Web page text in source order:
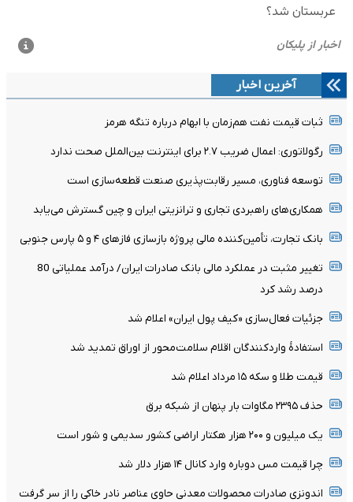
آخرین اخبار
ثبات قیمت نفت هم‌زمان با ابهام درباره تنگه هرمز
رگولاتوری: اعمال ضریب ۲.۷ برای اینترنت بین‌الملل صحت ندارد
توسعه فناوری، مسیر رقابت‌پذیری صنعت قطعه‌سازی است
همکاری‌های راهبردی تجاری و ترانزیتی ایران و چین گسترش می‌یابد
بانک تجارت، تأمین‌کننده مالی پروژه بازسازی فازهای ۴ و ۵ پارس جنوبی
تغییر مثبت در عملکرد مالی بانک صادرات ایران/ درآمد عملیاتی 80
درصد رشد کرد
جزئیات فعال‌سازی «کیف پول ایران» اعلام شد
استفادۀ واردکنندگان اقلام سلامت‌محور از اوراق تمدید شد
قیمت طلا و سکه ۱۵ مرداد اعلام شد
حذف ۲۳۹۵ مگاوات بار پنهان از شبکه برق
یک میلیون و ۲۰۰ هزار هکتار اراضی کشور سدیمی و شور است
چرا قیمت مس دوباره وارد کانال ۱۴ هزار دلار شد
اندونزی صادرات محصولات معدنی حاوی عناصر نادر خاکی را از سر گرفت